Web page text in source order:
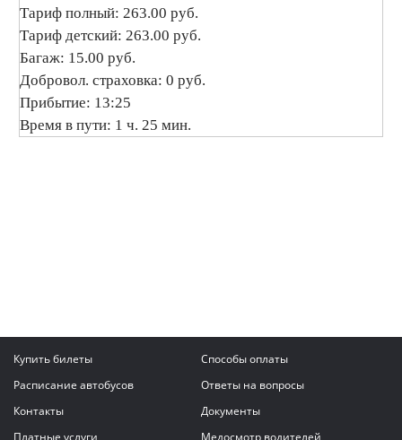
Тариф полный: 263.00 руб.
Тариф детский: 263.00 руб.
Багаж: 15.00 руб.
Добровол. страховка: 0 руб.
Прибытие: 13:25
Время в пути: 1 ч. 25 мин.
Купить билеты
Способы оплаты
Расписание автобусов
Ответы на вопросы
Контакты
Документы
Платные услуги
Медосмотр водителей